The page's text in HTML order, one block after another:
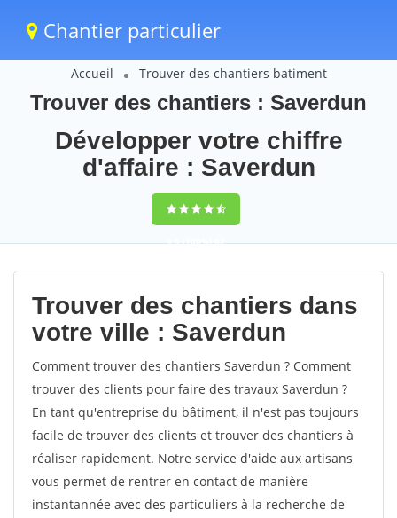
Chantier particulier
Accueil Trouver des chantiers batiment
Trouver des chantiers : Saverdun
Développer votre chiffre
d'affaire : Saverdun
9,5(100%)62
votes
Trouver des chantiers dans
votre ville : Saverdun
Comment trouver des chantiers Saverdun ? Comment
trouver des clients pour faire des travaux Saverdun ?
En tant qu'entreprise du bâtiment, il n'est pas toujours
facile de trouver des clients et trouver des chantiers à
réaliser rapidement. Notre service d'aide aux artisans
vous permet de rentrer en contact de manière
instantannée avec des particuliers à la recherche de